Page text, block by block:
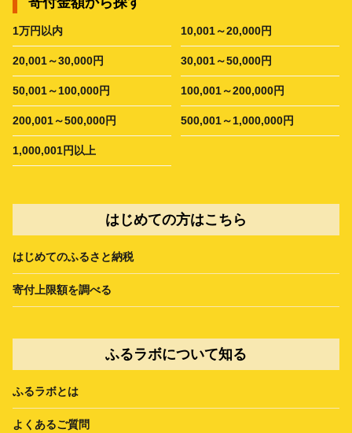
1万円以内 10,001～20,000円
20,001～30,000円 30,001～50,000円
50,001～100,000円 100,001～200,000円
200,001～500,000円 500,001～1,000,000円
1,000,001円以上
はじめての方はこちら
はじめてのふるさと納税
寄付上限額を調べる
ふるラボについて知る
ふるラボとは
よくあるご質問